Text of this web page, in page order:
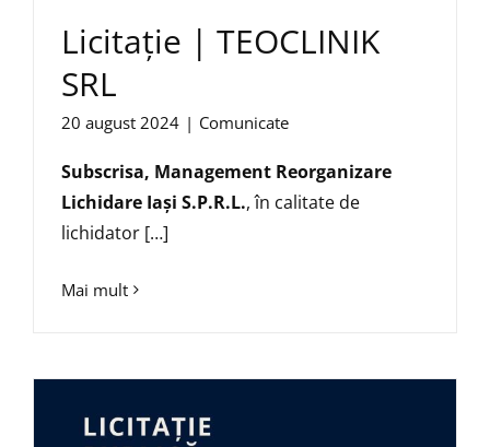
Licitație | TEOCLINIK
SRL
20 august 2024 | Comunicate
Subscrisa, Management Reorganizare
Lichidare Iaşi S.P.R.L., în calitate de
lichidator […]
Mai mult